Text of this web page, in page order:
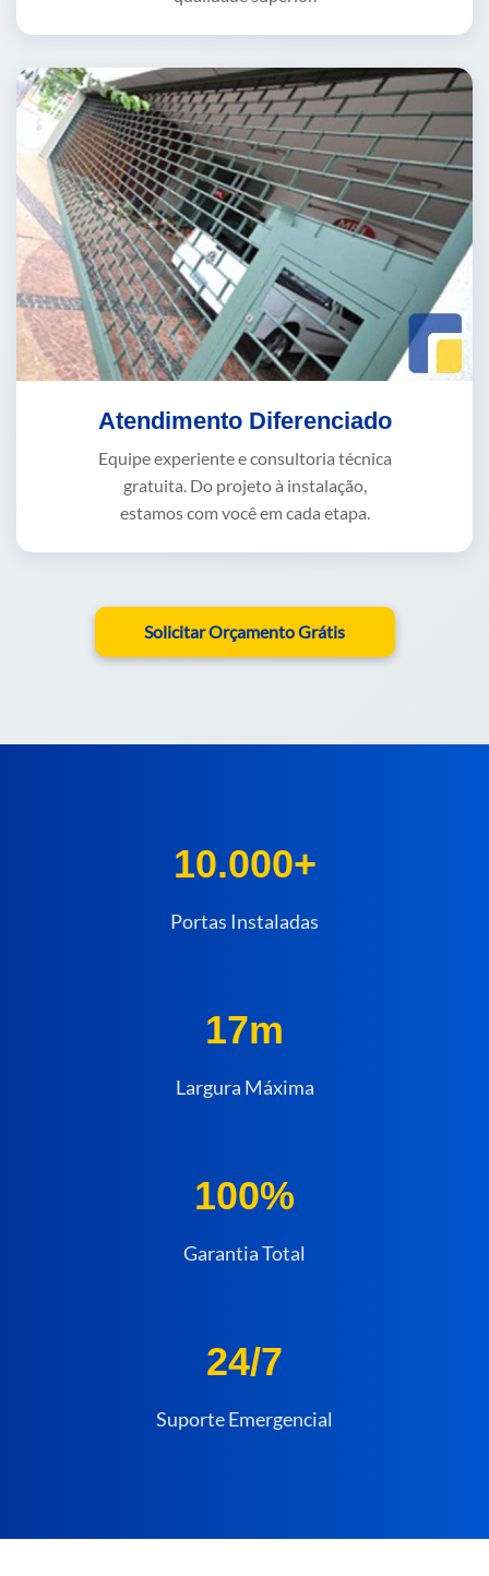
Atendimento Diferenciado
Equipe experiente e consultoria técnica
gratuita. Do projeto à instalação,
estamos com você em cada etapa.
Solicitar Orçamento Grátis
10.000+
Portas Instaladas
17m
Largura Máxima
100%
Garantia Total
24/7
Suporte Emergencial